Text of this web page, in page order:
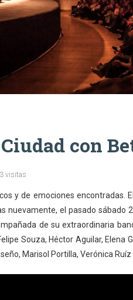
con
visitas
y de emociones encontradas.
nuevamente, el pasado sábado
de su extraordinaria
Souza, Héctor Aguilar, Elena
Marisol Portilla, Verónica Ruíz